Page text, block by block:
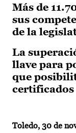
Más de
sus
de la
La
llave para
que
Toledo, 30 de